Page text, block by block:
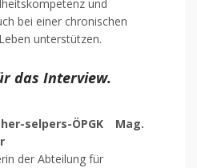
und
bei einer chronischen
unterstützen.
das Interview.
Mag.
der Abteilung für